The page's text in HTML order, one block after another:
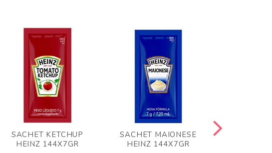
SACHET KETCHUP
HEINZ 144X7GR
SACHET MAIONESE
HEINZ 144X7GR